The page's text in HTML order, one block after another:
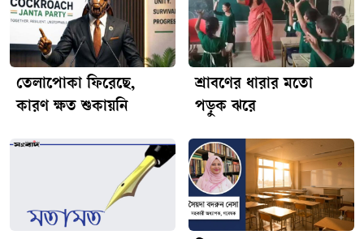
তেলাপোকা ফিরেছে,
কারণ ক্ষত শুকায়নি
শ্রাবণের ধারার মতো
পড়ুক ঝরে